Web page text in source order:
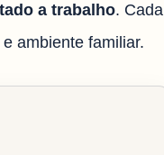
a trabalho. Cada
ambiente familiar.